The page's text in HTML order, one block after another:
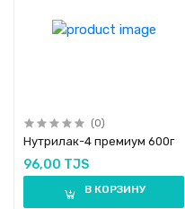
(0)
Нутрилак-4 премиум 600г
96,00 TJS
В КОРЗИНУ